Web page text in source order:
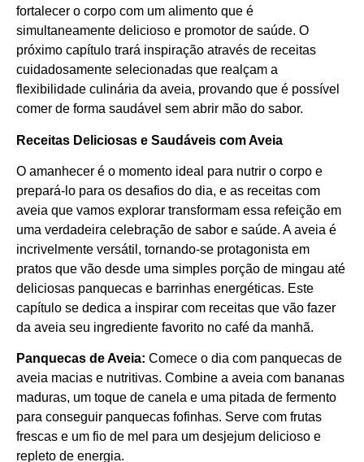
fortalecer o corpo com um alimento que é
simultaneamente delicioso e promotor de saúde. O
próximo capítulo trará inspiração através de receitas
cuidadosamente selecionadas que realçam a
flexibilidade culinária da aveia, provando que é possível
comer de forma saudável sem abrir mão do sabor.
Receitas Deliciosas e Saudáveis com Aveia
O amanhecer é o momento ideal para nutrir o corpo e
prepará-lo para os desafios do dia, e as receitas com
aveia que vamos explorar transformam essa refeição em
uma verdadeira celebração de sabor e saúde. A aveia é
incrivelmente versátil, tornando-se protagonista em
pratos que vão desde uma simples porção de mingau até
deliciosas panquecas e barrinhas energéticas. Este
capítulo se dedica a inspirar com receitas que vão fazer
da aveia seu ingrediente favorito no café da manhã.
Panquecas de Aveia: Comece o dia com panquecas de
aveia macias e nutritivas. Combine a aveia com bananas
maduras, um toque de canela e uma pitada de fermento
para conseguir panquecas fofinhas. Serve com frutas
frescas e um fio de mel para um desjejum delicioso e
repleto de energia.